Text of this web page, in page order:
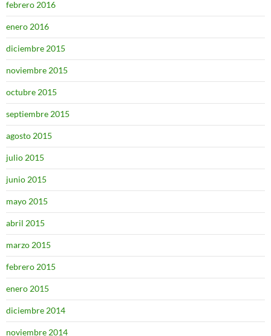
febrero 2016
enero 2016
diciembre 2015
noviembre 2015
octubre 2015
septiembre 2015
agosto 2015
julio 2015
junio 2015
mayo 2015
abril 2015
marzo 2015
febrero 2015
enero 2015
diciembre 2014
noviembre 2014